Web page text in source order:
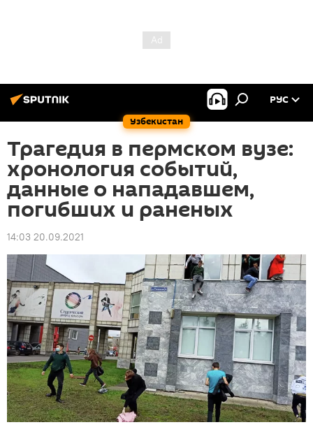
Узбекистан
РУС
Трагедия в пермском вузе:
хронология событий,
данные о нападавшем,
погибших и раненых
14:03 20.09.2021